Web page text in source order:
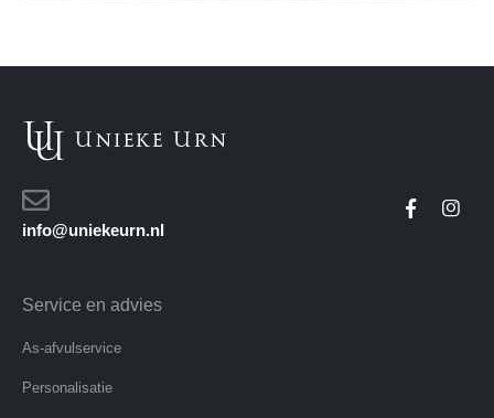
info@uniekeurn.nl
Service en advies
As-afvulservice
Personalisatie